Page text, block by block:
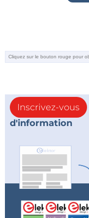
Inscrivez-vous
d'information